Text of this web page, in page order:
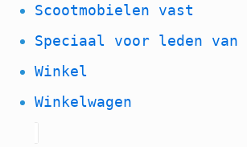
Scootmobielen vast
Speciaal voor leden van
Winkel
Winkelwagen